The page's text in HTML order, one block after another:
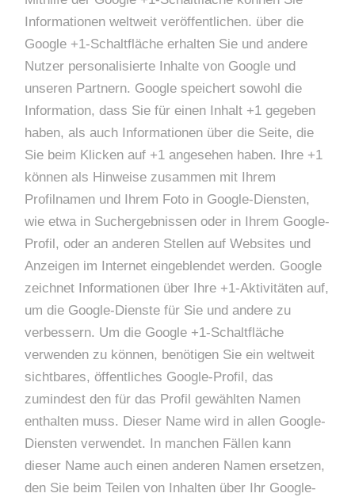
Informationen weltweit veröffentlichen. über die
Google +1-Schaltfläche erhalten Sie und andere
Nutzer personalisierte Inhalte von Google und
unseren Partnern. Google speichert sowohl die
Information, dass Sie für einen Inhalt +1 gegeben
haben, als auch Informationen über die Seite, die
Sie beim Klicken auf +1 angesehen haben. Ihre +1
können als Hinweise zusammen mit Ihrem
Profilnamen und Ihrem Foto in Google-Diensten,
wie etwa in Suchergebnissen oder in Ihrem Google-
Profil, oder an anderen Stellen auf Websites und
Anzeigen im Internet eingeblendet werden. Google
zeichnet Informationen über Ihre +1-Aktivitäten auf,
um die Google-Dienste für Sie und andere zu
verbessern. Um die Google +1-Schaltfläche
verwenden zu können, benötigen Sie ein weltweit
sichtbares, öffentliches Google-Profil, das
zumindest den für das Profil gewählten Namen
enthalten muss. Dieser Name wird in allen Google-
Diensten verwendet. In manchen Fällen kann
dieser Name auch einen anderen Namen ersetzen,
den Sie beim Teilen von Inhalten über Ihr Google-